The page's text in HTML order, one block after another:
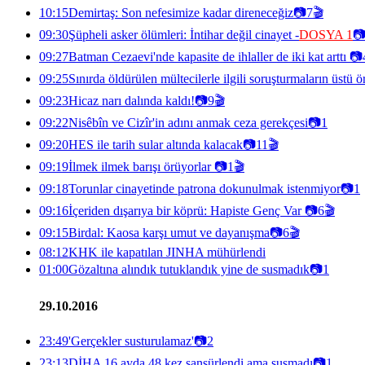
10:15Demirtaş: Son nefesimize kadar direneceğiz📷7🎬
09:30Şüpheli asker ölümleri: İntihar değil cinayet -DOSYA 1📷
09:27Batman Cezaevi'nde kapasite de ihlaller de iki kat arttı 📷
09:25Sınırda öldürülen mültecilerle ilgili soruşturmaların üstü
09:23Hicaz narı dalında kaldı!📷9🎬
09:22Nisêbîn ve Cizîr'in adını anmak ceza gerekçesi📷1
09:20HES ile tarih sular altında kalacak📷11 🎬
09:19İlmek ilmek barışı örüyorlar📷1 🎬
09:18Torunlar cinayetinde patrona dokunulmak istenmiyor📷1
09:16İçeriden dışarıya bir köprü: Hapiste Genç Var📷6🎬
09:15Birdal: Kaosa karşı umut ve dayanışma📷6🎬
08:12KHK ile kapatılan JINHA mühürlendi
01:00Gözaltına alındık tutuklandık yine de susmadık📷1
29.10.2016
23:49'Gerçekler susturulamaz'📷2